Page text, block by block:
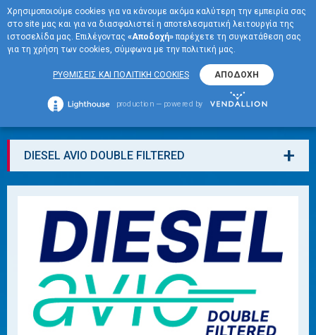
ΜΕΝΟΥ
EN
DIESEL AVIO DOUBLE
FILTERED
DIESEL AVIO DOUBLE FILTERED +
Χρησιμοποιούμε cookies για να κάνουμε ακόμα καλύτερη την εμπειρία σας
στο site μας και για να διασφαλιστεί η αποτελεσματική λειτουργία της
ιστοσελίδα μας. Επιλέγοντας «Αποδοχή»παρέχετε τη συγκατάθεση σας
για τη χρήση των cookies, σύμφωνα με την πολιτική μας.
ΡΥΘΜΙΣΕΙΣ ΚΑΙ ΠΟΛΙΤΙΚΗ COOKIES ΑΠΟΔΟΧΗ
production — powered by